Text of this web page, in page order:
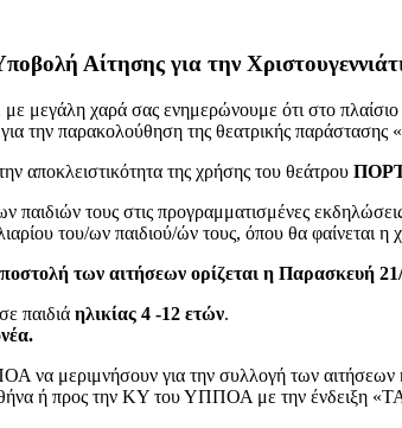
Αίτησης για την
με μεγάλη χαρά σας ενημερώνουμε ότι στο
την παρακολούθηση της θεατρικής παράστασης «
αποκλειστικότητα της χρήσης του θεάτρου
παιδιών τους στις προγραμματισμένες
του/ων παιδιού/ών τους, όπου θα φαίνεται η
των αιτήσεων ορίζεται η Παρασκευή
παιδιά ηλικίας 4 -12 ετών.
να μεριμνήσουν για την συλλογή των αιτήσεων
ή προς την ΚΥ του ΥΠΠΟΑ με την ένδειξη